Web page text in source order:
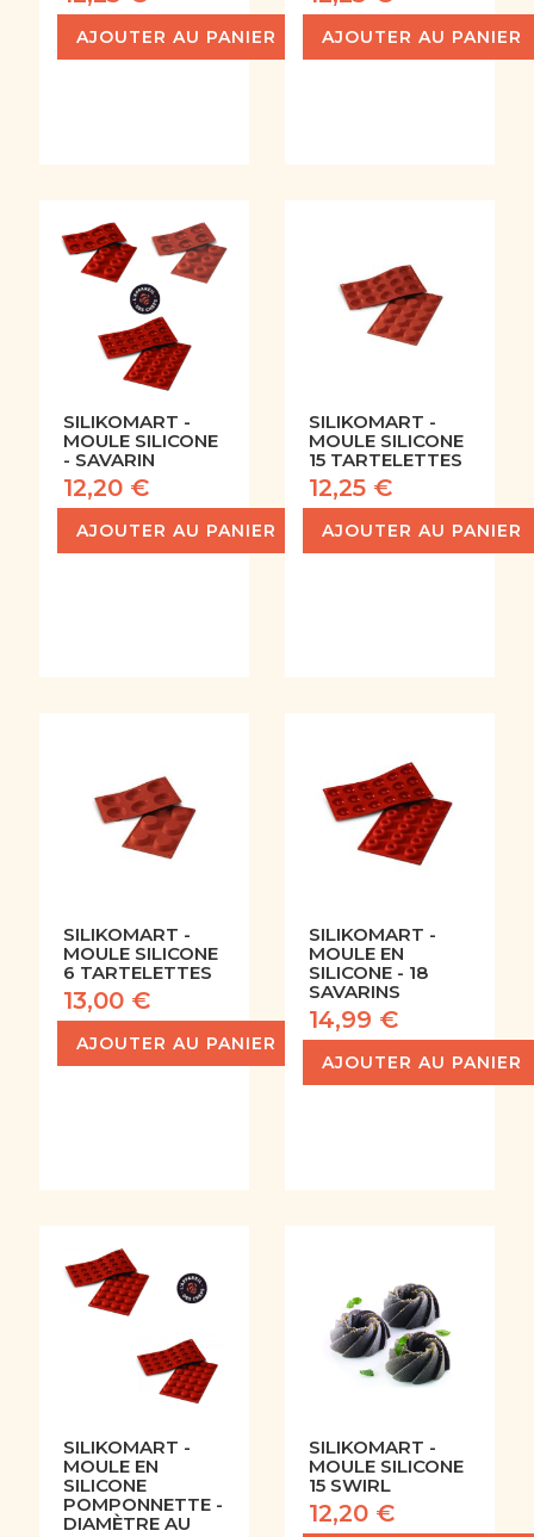
AJOUTER AU PANIER AJOUTER AU PANIER
SILIKOMART -
MOULE SILICONE
- SAVARIN
12,20 €
AJOUTER AU PANIER
SILIKOMART -
MOULE SILICONE
15 TARTELETTES
12,25 €
AJOUTER AU PANIER
SILIKOMART -
MOULE SILICONE
6 TARTELETTES
13,00 €
AJOUTER AU PANIER
SILIKOMART -
MOULE EN
SILICONE - 18
SAVARINS
14,99 €
AJOUTER AU PANIER
SILIKOMART -
MOULE EN
SILICONE
POMPONNETTE -
DIAMÈTRE AU
SILIKOMART -
MOULE SILICONE
15 SWIRL
12,20 €